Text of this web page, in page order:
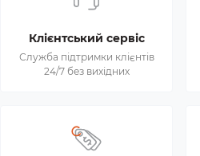
Клієнтський сервіс
Служба підтримки клієнтів
24/7 без вихідних